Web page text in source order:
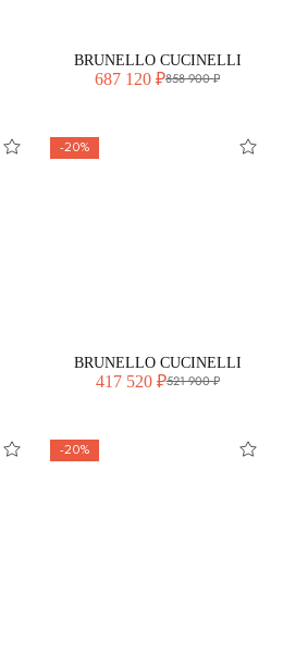
BRUNELLO CUCINELLI
687 120 ₽858 900 ₽
-20%
BRUNELLO CUCINELLI
417 520 ₽521 900 ₽
-20%